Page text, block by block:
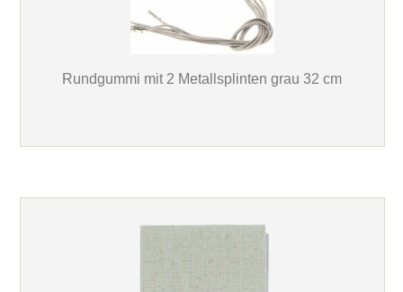
Rundgummi mit 2 Metallsplinten grau 32 cm